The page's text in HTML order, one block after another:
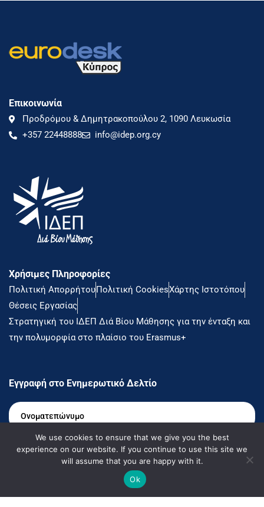
Επικοινωνία
Προδρόμου & Δημητρακοπούλου 2, 1090 Λευκωσία
+357 22448888
info@idep.org.cy
Χρήσιμες Πληροφορίες
Πολιτική ΑπορρήτουΠολιτική CookiesΧάρτης Ιστοτόπου
Θέσεις Εργασίας
Στρατηγική του ΙΔΕΠ Διά Βίου Μάθησης για την ένταξη και
την πολυμορφία στο πλαίσιο του Erasmus+
Εγγραφή στο Ενημερωτικό Δελτίο
Ονοματεπώνυμο
Email *
Θέλω να ενημερώνομαι
We use cookies to ensure that we give you the best
experience on our website. If you continue to use this site we
will assume that you are happy with it.
Ok